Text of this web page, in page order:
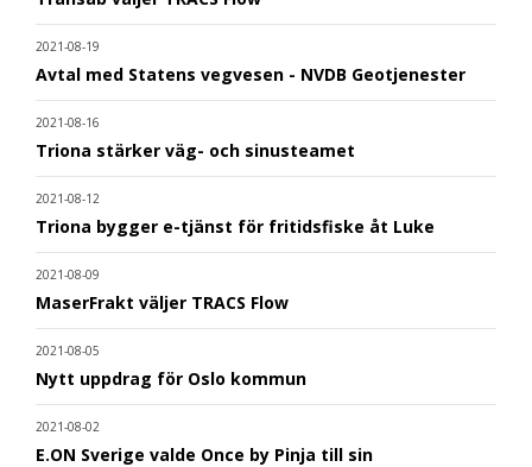
2021-08-19
Avtal med Statens vegvesen - NVDB Geotjenester
2021-08-16
Triona stärker väg- och sinusteamet
2021-08-12
Triona bygger e-tjänst för fritidsfiske åt Luke
2021-08-09
MaserFrakt väljer TRACS Flow
2021-08-05
Nytt uppdrag för Oslo kommun
2021-08-02
E.ON Sverige valde Once by Pinja till sin